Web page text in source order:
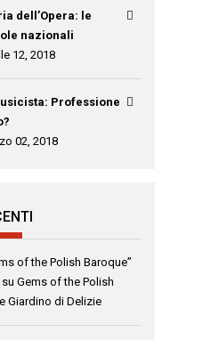
dell’Opera: le
nazionali
12, 2018
Professione
02, 2018
of the Polish Baroque”
su Gems of the Polish
Giardino di Delizie